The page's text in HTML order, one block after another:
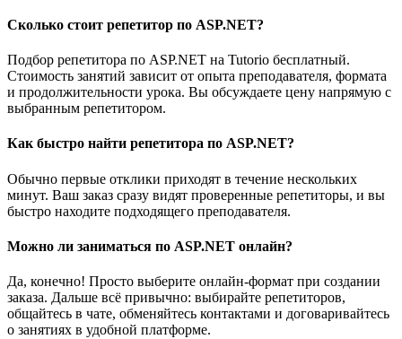
Сколько стоит репетитор по ASP.NET?
Подбор репетитора по ASP.NET на Tutorio бесплатный.
Стоимость занятий зависит от опыта преподавателя, формата
и продолжительности урока. Вы обсуждаете цену напрямую с
выбранным репетитором.
Как быстро найти репетитора по ASP.NET?
Обычно первые отклики приходят в течение нескольких
минут. Ваш заказ сразу видят проверенные репетиторы, и вы
быстро находите подходящего преподавателя.
Можно ли заниматься по ASP.NET онлайн?
Да, конечно! Просто выберите онлайн-формат при создании
заказа. Дальше всё привычно: выбирайте репетиторов,
общайтесь в чате, обменяйтесь контактами и договаривайтесь
о занятиях в удобной платформе.